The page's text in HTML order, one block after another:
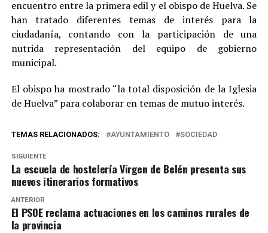
encuentro entre la primera edil y el obispo de Huelva. Se
han tratado diferentes temas de interés para la
ciudadanía, contando con la participación de una
nutrida representación del equipo de gobierno
municipal.
El obispo ha mostrado “la total disposición de la Iglesia
de Huelva” para colaborar en temas de mutuo interés.
TEMAS RELACIONADOS: AYUNTAMIENTO SOCIEDAD
SIGUIENTE
La escuela de hostelería Virgen de Belén presenta sus
nuevos itinerarios formativos
ANTERIOR
El PSOE reclama actuaciones en los caminos rurales de
la provincia